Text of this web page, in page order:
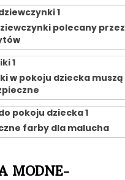
polecany przez
w pokoju dziecka muszą
farby dla malucha
MODNE-